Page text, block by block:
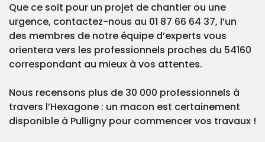
Que ce soit pour un projet de chantier ou une
urgence, contactez-nous au 01 87 66 64 37, l’un
des membres de notre équipe d’experts vous
orientera vers les professionnels proches du 54160
correspondant au mieux à vos attentes.
Nous recensons plus de 30 000 professionnels à
travers l’Hexagone : un macon est certainement
disponible à Pulligny pour commencer vos travaux !